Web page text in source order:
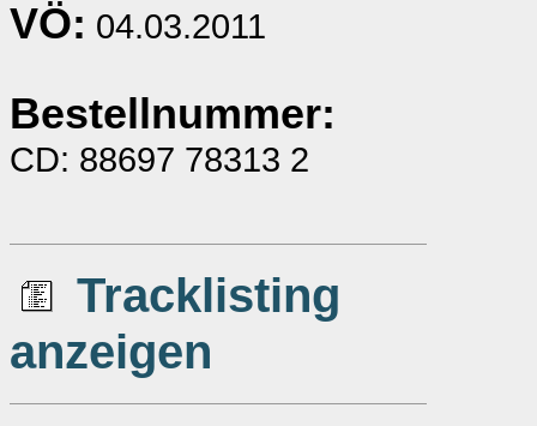
VÖ: 04.03.2011
Bestellnummer:
CD: 88697 78313 2
Tracklisting
anzeigen